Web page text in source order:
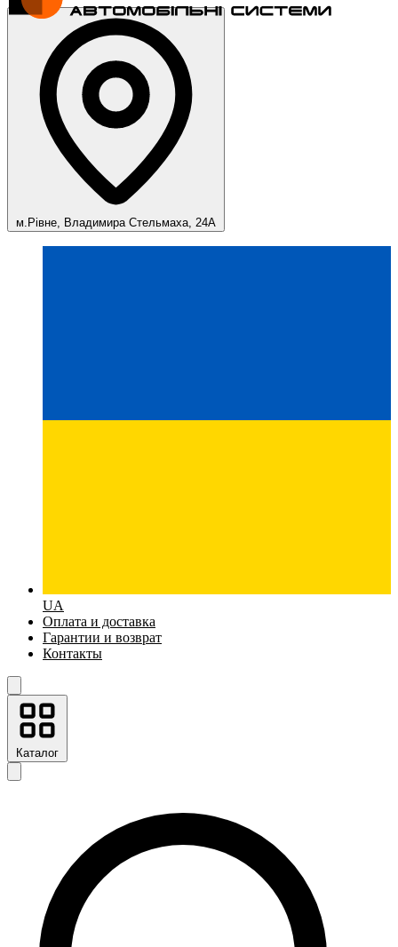
м.Рівне, Владимира Стельмаха, 24А
UA
Оплата и доставка
Гарантии и возврат
Контакты
Каталог